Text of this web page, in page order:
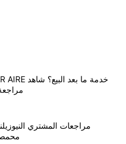
مراجعات المشتري
محمصة